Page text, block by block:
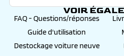
VOIR
FAQ - Questions/réponses
Guide d'utilisation
Destockage voiture neuve